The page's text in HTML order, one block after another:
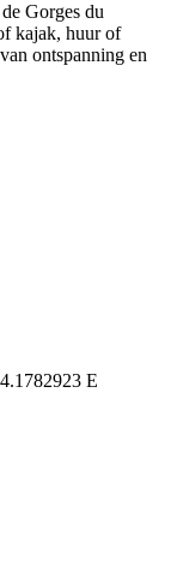
Gorges du
kajak, huur of
ontspanning en
E